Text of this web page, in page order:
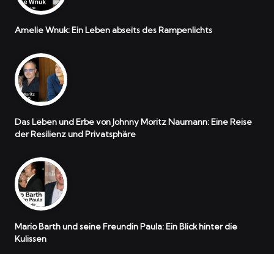
Amelie Wnuk: Ein Leben abseits des Rampenlichts
Das Leben und Erbe von Johnny Moritz Naumann: Eine Reise
der Resilienz und Privatsphäre
Mario Barth und seine Freundin Paula: Ein Blick hinter die
Kulissen